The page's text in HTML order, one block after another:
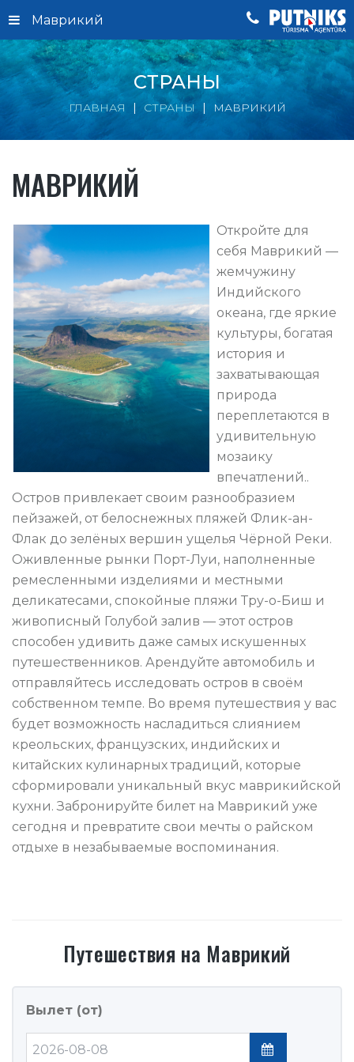
Маврикий
СТРАНЫ
ГЛАВНАЯ СТРАНЫ МАВРИКИЙ
МАВРИКИЙ
Откройте для
себя Маврикий —
жемчужину
Индийского
океана, где яркие
культуры, богатая
история и
захватывающая
природа
переплетаются в
удивительную
мозаику
впечатлений..
Остров привлекает своим разнообразием
пейзажей, от белоснежных пляжей Флик-ан-
Флак до зелёных вершин ущелья Чёрной Реки.
Оживленные рынки Порт-Луи, наполненные
ремесленными изделиями и местными
деликатесами, спокойные пляжи Тру-о-Биш и
живописный Голубой залив — этот остров
способен удивить даже самых искушенных
путешественников. Арендуйте автомобиль и
отправляйтесь исследовать остров в своём
собственном темпе. Во время путешествия у вас
будет возможность насладиться слиянием
креольских, французских, индийских и
китайских кулинарных традиций, которые
сформировали уникальный вкус маврикийской
кухни. Забронируйте билет на Маврикий уже
сегодня и превратите свои мечты о райском
отдыхе в незабываемые воспоминания.
Путешествия на Маврикий
Вылет (от)